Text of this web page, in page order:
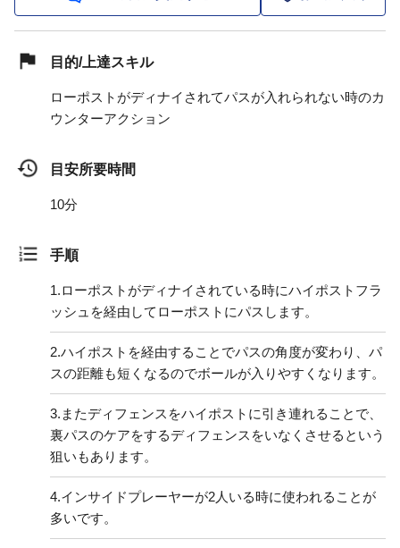
目的/上達スキル
ローポストがディナイされてパスが入れられない時のカ
ウンターアクション
目安所要時間
10分
手順
1.ローポストがディナイされている時にハイポストフラ
ッシュを経由してローポストにパスします。
2.ハイポストを経由することでパスの角度が変わり、パ
スの距離も短くなるのでボールが入りやすくなります。
3. またディフェンスをハイポストに引き連れることで、
裏パスのケアをするディフェンスをいなくさせるという
狙いもあります。
4.インサイドプレーヤーが2人いる時に使われることが
多いです。